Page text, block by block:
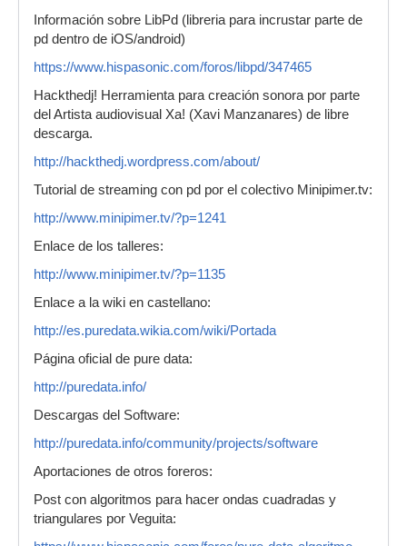
Información sobre LibPd (libreria para incrustar parte de
pd dentro de iOS/android)
https://www.hispasonic.com/foros/libpd/347465
Hackthedj! Herramienta para creación sonora por parte
del Artista audiovisual Xa! (Xavi Manzanares) de libre
descarga.
http://hackthedj.wordpress.com/about/
Tutorial de streaming con pd por el colectivo Minipimer.tv:
http://www.minipimer.tv/?p=1241
Enlace de los talleres:
http://www.minipimer.tv/?p=1135
Enlace a la wiki en castellano:
http://es.puredata.wikia.com/wiki/Portada
Página oficial de pure data:
http://puredata.info/
Descargas del Software:
http://puredata.info/community/projects/software
Aportaciones de otros foreros:
Post con algoritmos para hacer ondas cuadradas y
triangulares por Veguita: